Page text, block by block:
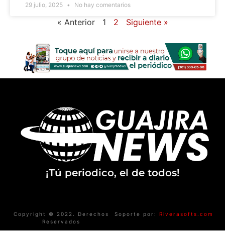
29 julio, 2025 No hay comentarios
« Anterior 1 2 Siguiente »
¡Tú periodico, el de todos!
Copyright © 2022. Derechos
Reservados
Soporte por: Riverasofts.com